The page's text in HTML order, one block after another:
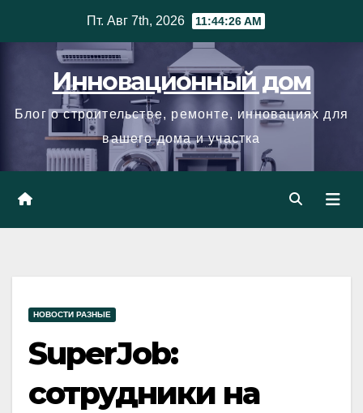
Пт. Авг 7th, 2026 11:44:27 AM
Инновационный дом
Блог о строительстве, ремонте, инновациях для
вашего дома и участка
НОВОСТИ РАЗНЫЕ
SuperJob:
сотрудники на